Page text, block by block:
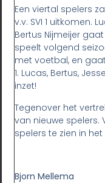
Een viertal spelers
v.v. SVI 1 uitkomen.
Bertus Nijmeijer
speelt volgend
met voetbal, en
1. Lucas, Bertus,
inzet!
Tegenover het
van nieuwe spelers.
spelers te zien in het
Bjorn Mellema